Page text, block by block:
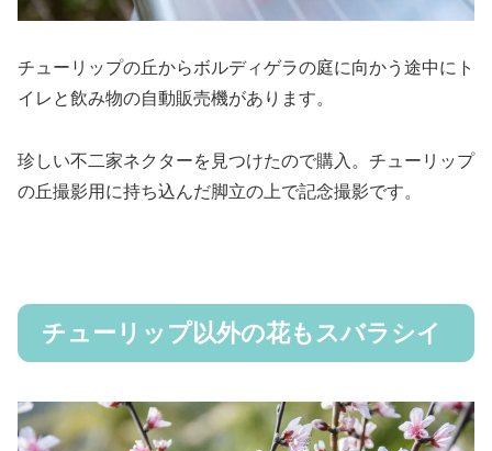
チューリップの丘からボルディゲラの庭に向かう途中にト
イレと飲み物の自動販売機があります。
珍しい不二家ネクターを見つけたので購入。チューリップ
の丘撮影用に持ち込んだ脚立の上で記念撮影です。
チューリップ以外の花もスバラシイ